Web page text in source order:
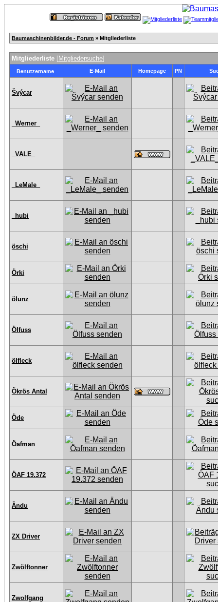
Baumaschinenbilder.de - Forum » Mitgliederliste
Mitgliederliste [Mitgliedersuche]
Benutzername E-Mail Homepage PN
Švýcar
_Werner_
_VALE_
_LeMale_
_hubi
öschi
Örki
ölunz
Ölfuss
ölfleck
Ökrös Antal
Öde
Öafman
ÖAF 19.372
Ändu
ZX Driver
Zwölftonner
Zwolfgang